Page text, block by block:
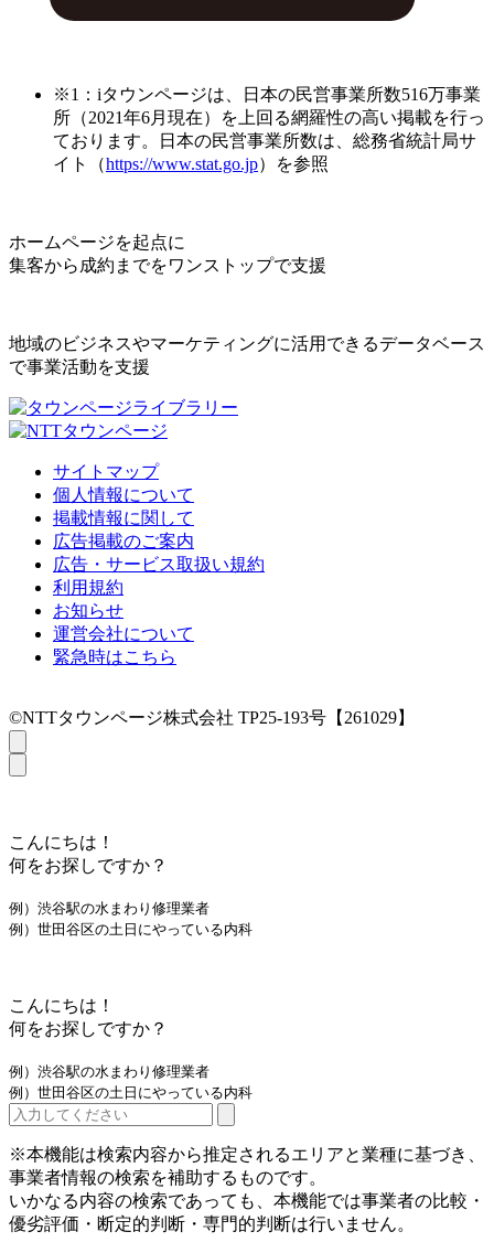
※1：iタウンページは、日本の民営事業所数516万事業
所（2021年6月現在）を上回る網羅性の高い掲載を行っ
ております。日本の民営事業所数は、総務省統計局サ
イト（https://www.stat.go.jp）を参照
ホームページを起点に
集客から成約までをワンストップで支援
地域のビジネスやマーケティングに活用できるデータベース
で事業活動を支援
サイトマップ
個人情報について
掲載情報に関して
広告掲載のご案内
広告・サービス取扱い規約
利用規約
お知らせ
運営会社について
緊急時はこちら
©NTTタウンページ株式会社 TP25-193号【261029】
こんにちは！
何をお探しですか？
例）渋谷駅の水まわり修理業者
例）世田谷区の土日にやっている内科
こんにちは！
何をお探しですか？
例）渋谷駅の水まわり修理業者
例）世田谷区の土日にやっている内科
※本機能は検索内容から推定されるエリアと業種に基づき、
事業者情報の検索を補助するものです。
いかなる内容の検索であっても、本機能では事業者の比較・
優劣評価・断定的判断・専門的判断は行いません。